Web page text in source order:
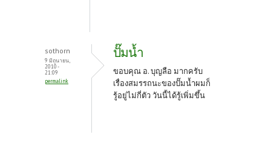
sothorn
9 มิถุนายน,
2010 -
21:09
permalink
ปั๊มน้ำ
ขอบคุณ อ. บุญลือ มากครับ
เรื่องสมรรถนะของปั๊มน้ำผมก็
รู้อยู่ไม่กี่ตัว วันนี้ได้รู้เพิ่มขึ้น